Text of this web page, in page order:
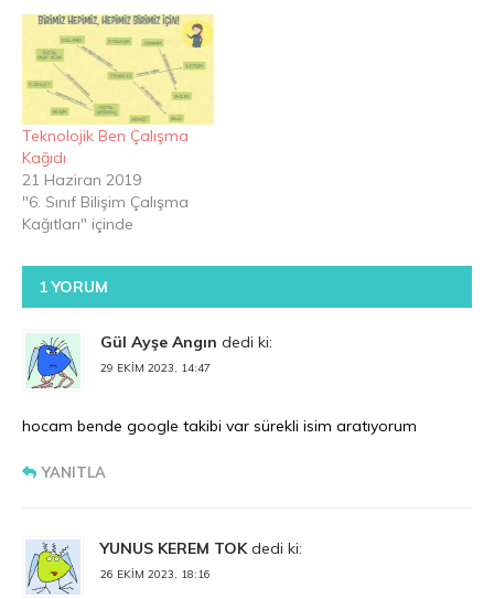
Teknolojik Ben Çalışma
Kağıdı
21 Haziran 2019
"6. Sınıf Bilişim Çalışma
Kağıtları" içinde
1 YORUM
Gül Ayşe Angın dedi ki:
29 EKIM 2023, 14:47
hocam bende google takibi var sürekli isim aratıyorum
YANITLA
YUNUS KEREM TOK dedi ki:
26 EKIM 2023, 18:16